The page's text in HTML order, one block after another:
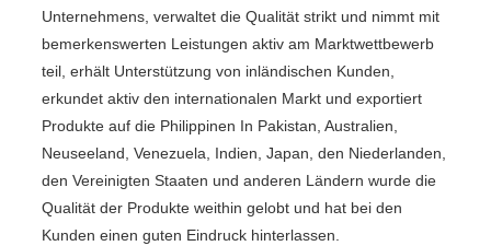
Unternehmens, verwaltet die Qualität strikt und nimmt mit
bemerkenswerten Leistungen aktiv am Marktwettbewerb
teil, erhält Unterstützung von inländischen Kunden,
erkundet aktiv den internationalen Markt und exportiert
Produkte auf die Philippinen In Pakistan, Australien,
Neuseeland, Venezuela, Indien, Japan, den Niederlanden,
den Vereinigten Staaten und anderen Ländern wurde die
Qualität der Produkte weithin gelobt und hat bei den
Kunden einen guten Eindruck hinterlassen.